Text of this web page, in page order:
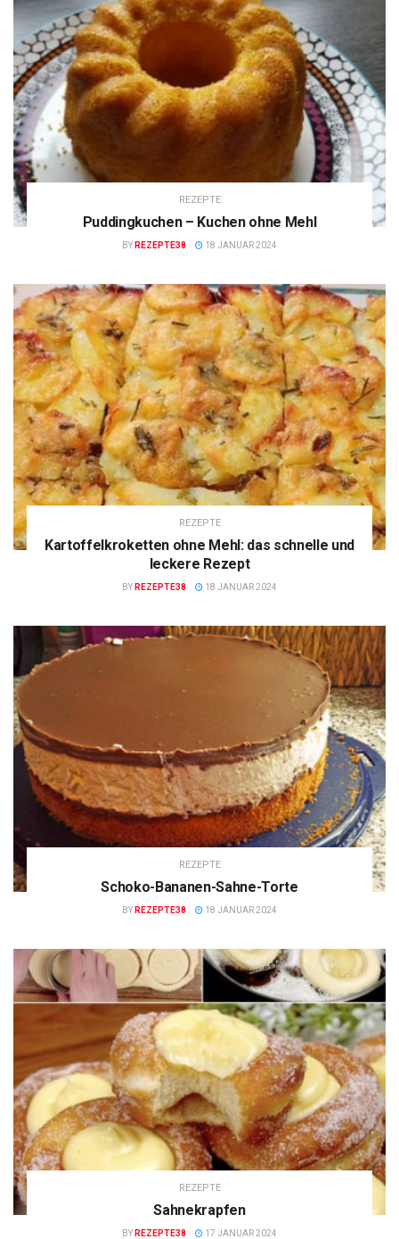
REZEPTE
Puddingkuchen – Kuchen ohne Mehl
BY REZEPTE38 18 JANUAR 2024
REZEPTE
Kartoffelkroketten ohne Mehl: das schnelle und
leckere Rezept
BY REZEPTE38 18 JANUAR 2024
REZEPTE
Schoko-Bananen-Sahne-Torte
BY REZEPTE38 18 JANUAR 2024
REZEPTE
Sahnekrapfen
BY REZEPTE38 17 JANUAR 2024